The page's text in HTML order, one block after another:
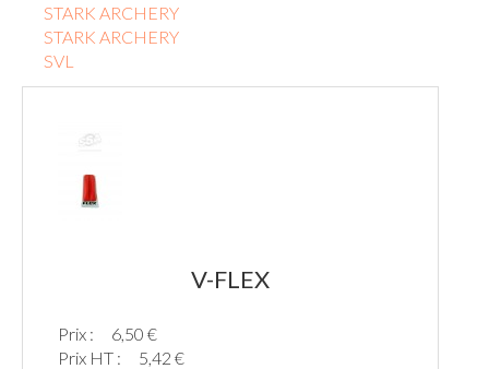
STARK ARCHERY
STARK ARCHERY
SVL
V-FLEX
Prix :
6,50 €
Prix HT :
5,42 €